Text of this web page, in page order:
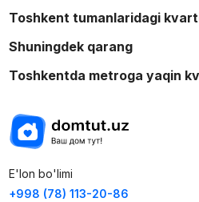
Toshkent tumanlaridagi
Shuningdek qarang
Toshkentda metroga yaqin
E'lon bo'limi
+998 (78) 113-20-86